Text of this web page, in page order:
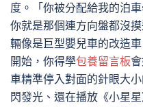
度。「你被分配給我的泊
你就是那個連方向盤都沒
輛像是巨型嬰兒車的改造
開始，你得學包養留言板
車精準停入對面的針眼大
閃發光、還在播放《小星